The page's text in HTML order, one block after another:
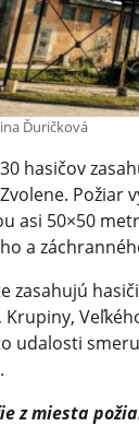
Ďuričková
hasičov
Požiar
asi 50×50
a
zasahujú
udalosti
z miesta